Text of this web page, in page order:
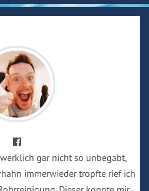
gar nicht so unbegabt,
immerwieder tropfte rief ich